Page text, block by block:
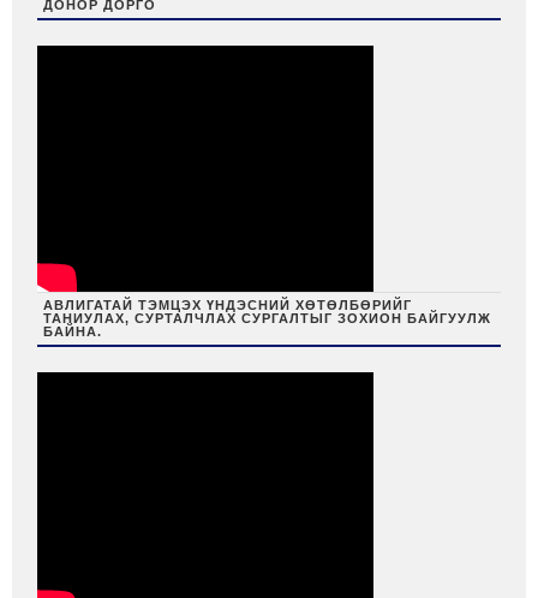
ДОНОР ДОРГО
АВЛИГАТАЙ ТЭМЦЭХ ҮНДЭСНИЙ ХӨТӨЛБӨРИЙГ
ТАНИУЛАХ, СУРТАЛЧЛАХ СУРГАЛТЫГ ЗОХИОН БАЙГУУЛЖ
БАЙНА.